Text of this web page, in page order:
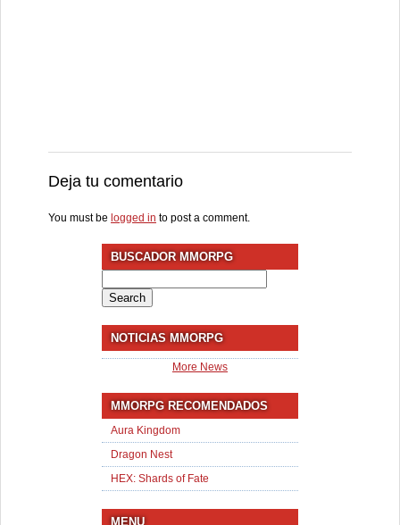
Deja tu comentario
You must be logged in to post a comment.
BUSCADOR MMORPG
for:
NOTICIAS MMORPG
More News
MMORPG RECOMENDADOS
Aura Kingdom
Dragon Nest
HEX: Shards of Fate
MENU